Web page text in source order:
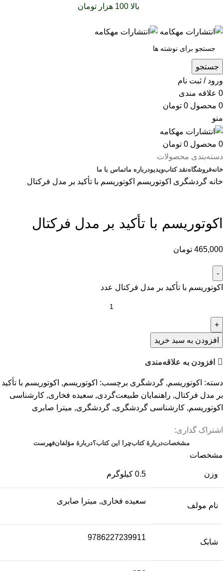
بالا 100 هزار تومان
جستجو
ورود / ثبت نام
0 علاقه مندی
0 محصول 0 تومان
منو
0 محصول 0 تومان
دسته‌بندی محصولات
خانهفروشگاهنقد کتابویدیودرباره‌ ماتماس با ما
خانه گردشگری اکوتوریسم اکوتوریسم با تأکید بر مدل فرکتال
اکوتوریسم با تأکید بر مدل فرکتال
465,000 تومان
اکوتوریسم با تأکید بر مدل فرکتال عدد
افزودن به سبد خرید
افزودن به علاقه‌مندی
دسته: اکوتوریسم, گردشگری برچسب: اکوتوریسم, اکوتوریسم با تأکید
بر مدل فرکتال, راهنمایان طبیعت‌گردی, سعیده فخاری, کارشناسی
اکوتوریسم, کارشناسی گردشگری, گردشگری, میترا صابری
اشتراک گذاری:
مشخصاتدربارۀ کتابچرا این کتاب؟دربارۀ مؤلفانفهرست
مشخصات
وزن 0.5 کیلوگرم
نام مولف
سعیده فخاری, میترا صابری
شابک
9786227239911